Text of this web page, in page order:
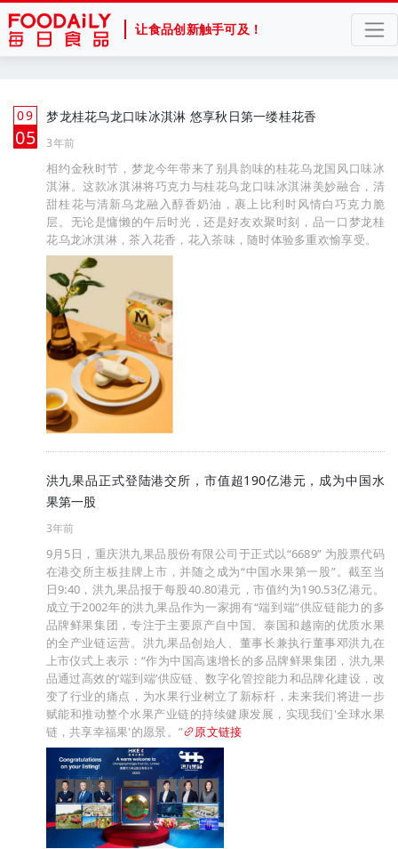
让食品创新触手可及！
09
月
05
梦龙桂花乌龙口味冰淇淋 悠享秋日第一缕桂花香
3年前
相约金秋时节，梦龙今年带来了别具韵味的桂花乌龙国风口味冰
淇淋。这款冰淇淋将巧克力与桂花乌龙口味冰淇淋美妙融合，清
甜桂花与清新乌龙融入醇香奶油，裹上比利时风情白巧克力脆
层。无论是慵懒的午后时光，还是好友欢聚时刻，品一口梦龙桂
花乌龙冰淇淋，茶入花香，花入茶味，随时体验多重欢愉享受。
洪九果品正式登陆港交所，市值超190亿港元，成为中国水
果第一股
3年前
9月5日，重庆洪九果品股份有限公司于正式以“6689” 为股票代码
在港交所主板挂牌上市，并随之成为“中国水果第一股”。截至当
日9:40，洪九果品报于每股40.80港元，市值约为190.53亿港元。
成立于2002年的洪九果品作为一家拥有“端到端”供应链能力的多
品牌鲜果集团，专注于主要原产自中国、泰国和越南的优质水果
的全产业链运营。洪九果品创始人、董事长兼执行董事邓洪九在
上市仪式上表示：“作为中国高速增长的多品牌鲜果集团，洪九果
品通过高效的‘端到端’供应链、数字化管控能力和品牌化建设，改
变了行业的痛点，为水果行业树立了新标杆，未来我们将进一步
赋能和推动整个水果产业链的持续健康发展，实现我们'全球水果
链，共享幸福果'的愿景。”
原文链接